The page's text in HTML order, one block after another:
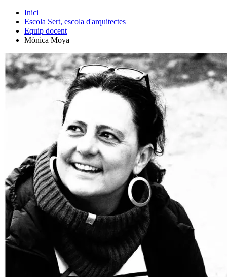
Inici
Escola Sert, escola d'arquitectes
Equip docent
Mònica Moya